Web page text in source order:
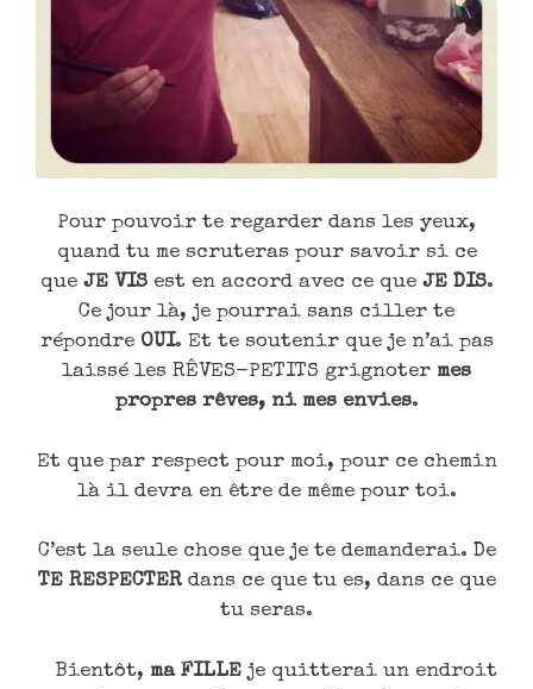
Pour pouvoir te regarder dans les yeux,
quand tu me scruteras pour savoir si ce
que JE VISest en accord avec ce que JE DIS.
Ce jour là, je pourrai sans ciller te
répondre OUI. Et te soutenir que je n’ai pas
laissé les RÊVES-PETITS grignoter mes
propres rêves, ni mes envies.
Et que par respect pour moi, pour ce chemin
là il devra en être de même pour toi.
C’est la seule chose que je te demanderai. De
TE RESPECTERdans ce que tu es, dans ce que
tu seras.
Bientôt, ma FILLE je quitterai un endroit